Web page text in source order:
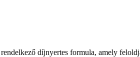
díjnyertes formula, amely